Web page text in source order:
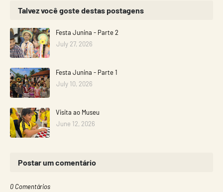
Talvez você goste destas postagens
Festa Junina - Parte 2
July 27, 2026
Festa Junina - Parte 1
July 10, 2026
Visita ao Museu
June 12, 2026
Postar um comentário
0 Comentários